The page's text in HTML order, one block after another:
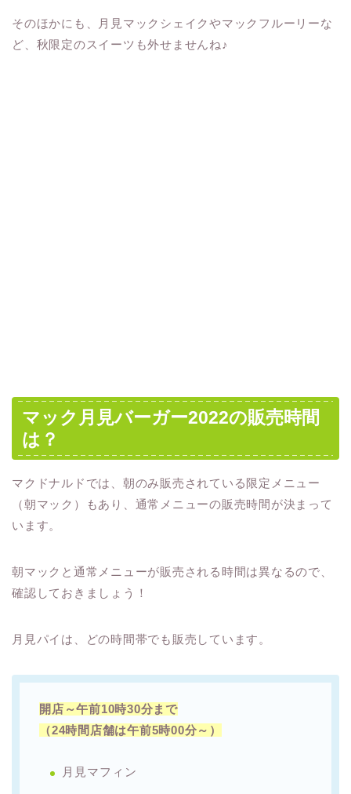
そのほかにも、月見マックシェイクやマックフルーリーな
ど、秋限定のスイーツも外せませんね♪
マック月見バーガー2022の販売時間
は？
マクドナルドでは、朝のみ販売されている限定メニュー
（朝マック）もあり、通常メニューの販売時間が決まって
います。
朝マックと通常メニューが販売される時間は異なるので、
確認しておきましょう！
月見パイは、どの時間帯でも販売しています。
開店～午前10時30分まで
（24時間店舗は午前5時00分～）
月見マフィン